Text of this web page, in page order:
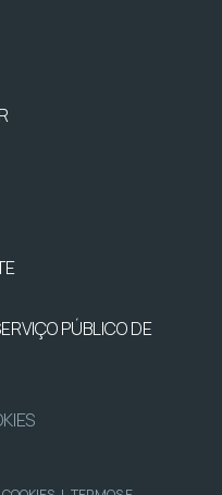
PÚBLICO DE